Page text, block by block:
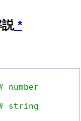
*
number
string